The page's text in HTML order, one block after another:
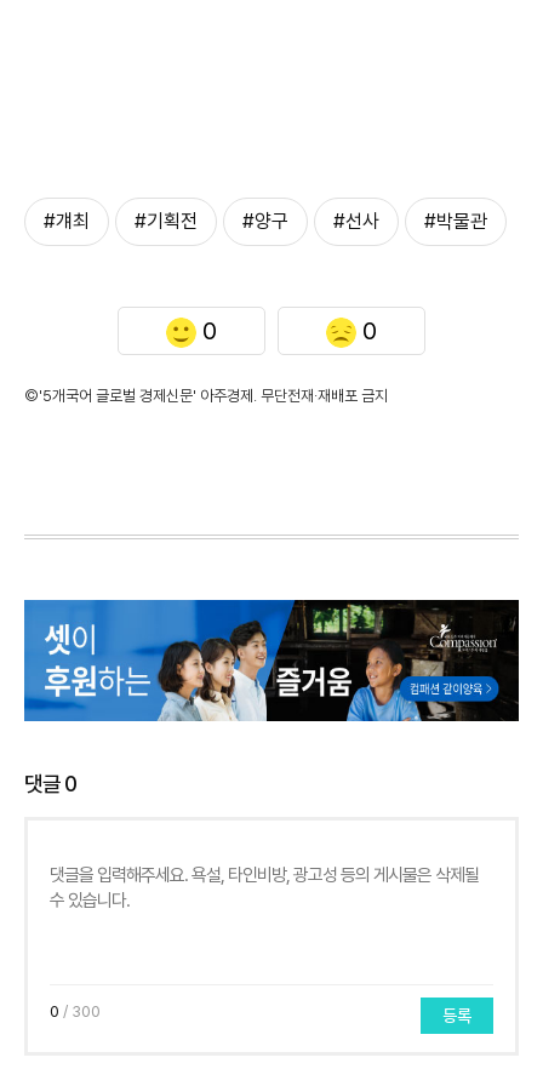
#걔최 #기획전 #양구 #선사 #박물관
0 0
©'5개국어 글로벌 경제신문' 아주경제. 무단전재·재배포 금지
댓글0
0 / 300 등록